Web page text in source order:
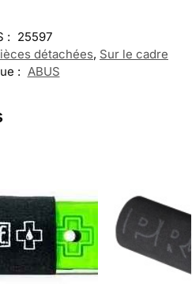
: 25597
détachées, Sur le cadre
: ABUS